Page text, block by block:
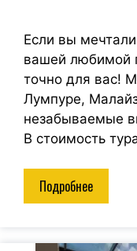
Если вы
вашей любимой
точно для вас!
Лумпуре,
незабываемые
В стоимость
Подробнее